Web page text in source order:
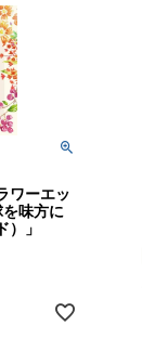
ワーエッ
味方に
）」